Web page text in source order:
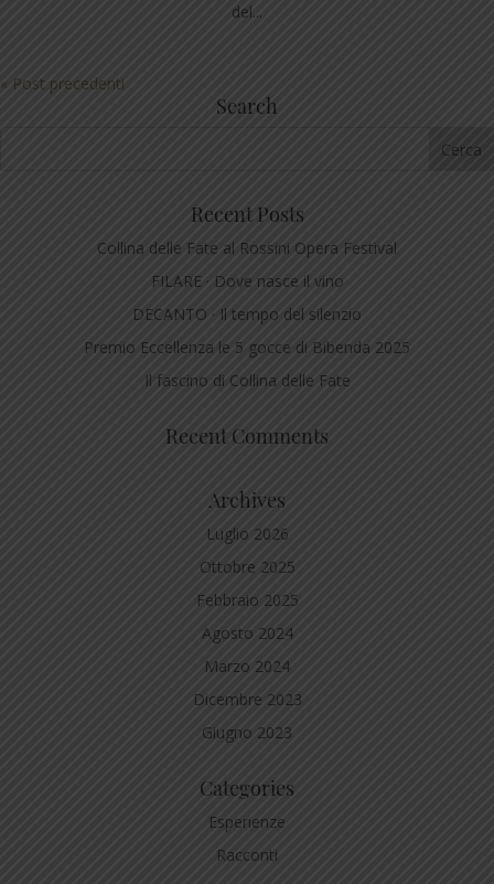
del...
« Post precedenti
Search
Recent Posts
Collina delle Fate al Rossini Opera Festival
FILARE · Dove nasce il vino
DECANTO · Il tempo del silenzio
Premio Eccellenza le 5 gocce di Bibenda 2025
Il fascino di Collina delle Fate
Recent Comments
Archives
Luglio 2026
Ottobre 2025
Febbraio 2025
Agosto 2024
Marzo 2024
Dicembre 2023
Giugno 2023
Categories
Esperienze
Racconti